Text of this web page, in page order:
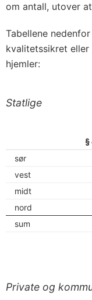
om antall, utover
Tabellene
kvalitetssikret
hjemler:
Statlige
§
sør
vest
midt
nord
sum
Private og